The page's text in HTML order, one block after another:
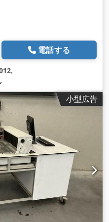
電話する
,
小型広告